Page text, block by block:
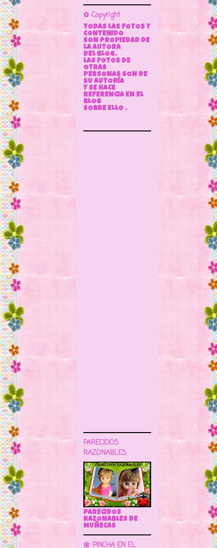
✿ Copyright
TODAS LAS FOTOS Y
CONTENIDO
SON PROPIEDAD DE
LA AUTORA
DEL BLOG.
LAS FOTOS DE
OTRAS
PERSONAS SON DE
SU AUTORÍA
Y SE HACE
REFERENCIA EN EL
BLOG
SOBRE ELLO .
PARECIDOS
RAZONABLES
PARECIDOS
RAZONABLES DE
MUÑECAS
🌼 PINCHA EN EL